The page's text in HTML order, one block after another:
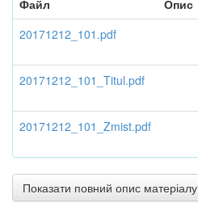
Файл
Опис
20171212_101.pdf
20171212_101_Titul.pdf
20171212_101_Zmist.pdf
Показати повний опис матеріалу